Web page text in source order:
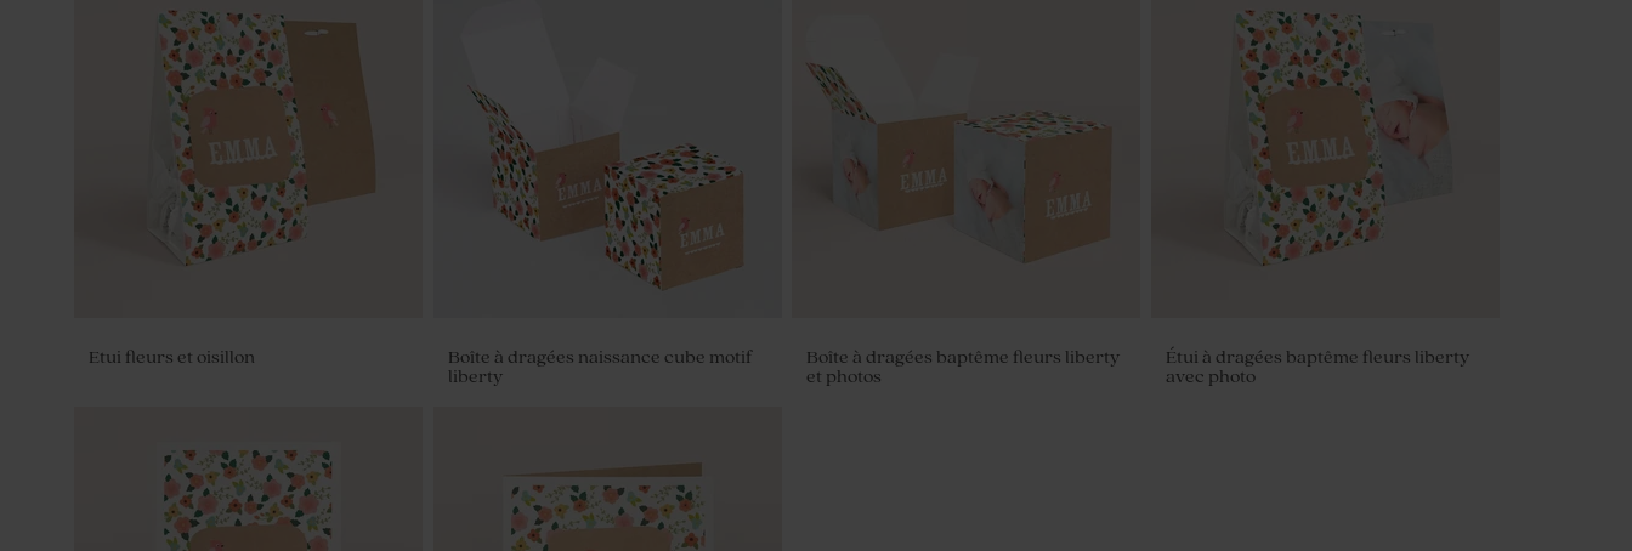
Etui fleurs et oisillon
Boîte à dragées naissance cube motif
liberty
Boîte à dragées baptême fleurs liberty
et photos
Étui à dragées baptême fleurs liberty
avec photo